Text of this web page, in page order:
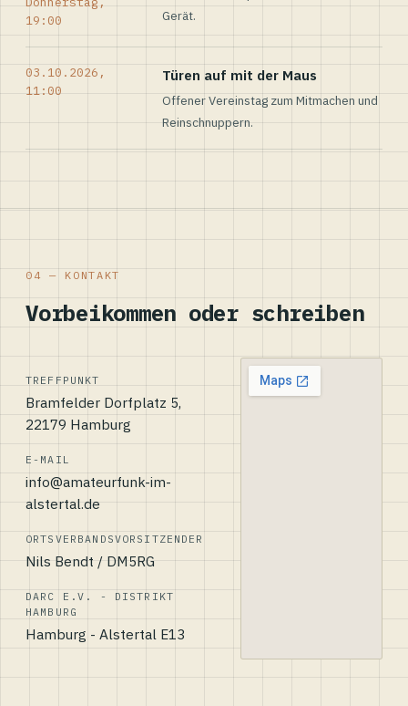
19:00
Gerät.
03.10.2026,
11:00
Türen auf mit der Maus
Offener Vereinstag zum Mitmachen und
Reinschnuppern.
04 — KONTAKT
Vorbeikommen oder schreiben
TREFFPUNKT
Bramfelder Dorfplatz 5,
22179 Hamburg
E-MAIL
info@amateurfunk-im-
alstertal.de
ORTSVERBANDSVORSITZENDER
Nils Bendt / DM5RG
DARC E.V. - DISTRIKT
HAMBURG
Hamburg - Alstertal E13